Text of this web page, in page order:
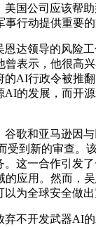
美国公司应该帮
行动提供重要的
达领导的风险工
表示，他很高
的AI行政令被推
AI的发展，而开
歌和亚马逊因与
受到新的审查。
。这一合作引发
的应用。然而，
为全球安全做出
不开发武器AI的